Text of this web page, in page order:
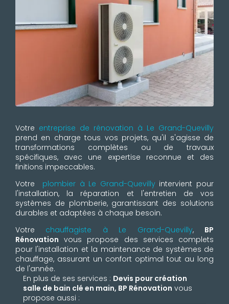
Votre entreprise de rénovation à Le Grand-Quevilly
prend en charge tous vos projets, qu'il s'agisse de
transformations complètes ou de travaux
spécifiques, avec une expertise reconnue et des
finitions impeccables.
Votre plombier à Le Grand-Quevillyintervient pour
l'installation, la réparation et l'entretien de vos
systèmes de plomberie, garantissant des solutions
durables et adaptées à chaque besoin.
Votre chauffagiste à Le Grand-Quevilly, BP
Rénovation vous propose des services complets
pour l'installation et la maintenance de systèmes de
chauffage, assurant un confort optimal tout au long
de l'année.
En plus de ses services : Devis pour création
salle de bain clé en main, BP Rénovation vous
propose aussi :